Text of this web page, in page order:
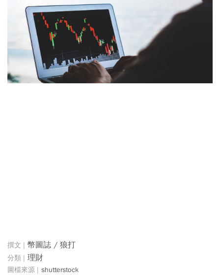
幣圖誌 / 狼打
理財
shutterstock